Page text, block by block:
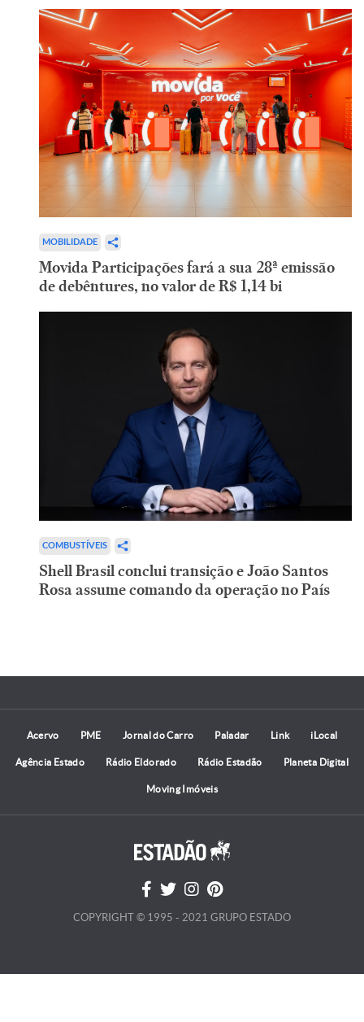
MOBILIDADE
Movida Participações fará a sua 28ª emissão
de debêntures, no valor de R$ 1,14 bi
COMBUSTÍVEIS
Shell Brasil conclui transição e João Santos
Rosa assume comando da operação no País
Acervo PME Jornal do Carro Paladar Link iLocal
Agência Estado Rádio Eldorado Rádio Estadão Planeta Digital
Moving Imóveis
COPYRIGHT © 1995 - 2021 GRUPO ESTADO